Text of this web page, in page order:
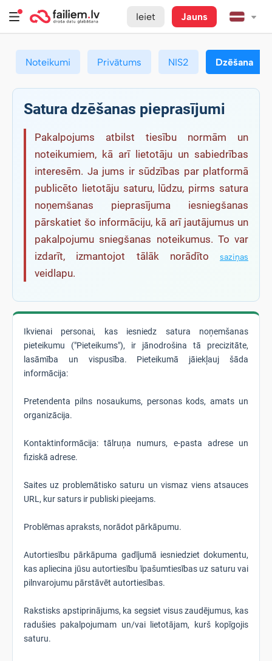
Ieiet Jauns
Noteikumi Privātums NIS2 Dzēšana
Satura dzēšanas pieprasījumi
Pakalpojums atbilst tiesību normām un
noteikumiem, kā arī lietotāju un sabiedrības
interesēm. Ja jums ir sūdzības par platformā
publicēto lietotāju saturu, lūdzu, pirms satura
noņemšanas pieprasījuma iesniegšanas
pārskatiet šo informāciju, kā arī jautājumus un
pakalpojumu sniegšanas noteikumus. To var
izdarīt, izmantojot tālāk norādīto saziņas
veidlapu.
Ikvienai personai, kas iesniedz satura noņemšanas
pieteikumu ("Pieteikums"), ir jānodrošina tā precizitāte,
lasāmība un vispusība. Pieteikumā jāiekļauj šāda
informācija:
Pretendenta pilns nosaukums, personas kods, amats un
organizācija.
Kontaktinformācija: tālruņa numurs, e-pasta adrese un
fiziskā adrese.
Saites uz problemātisko saturu un vismaz viens atsauces
URL, kur saturs ir publiski pieejams.
Problēmas apraksts, norādot pārkāpumu.
Autortiesību pārkāpuma gadījumā iesniedziet dokumentu,
kas apliecina jūsu autortiesību īpašumtiesības uz saturu vai
pilnvarojumu pārstāvēt autortiesības.
Rakstisks apstiprinājums, ka segsiet visus zaudējumus, kas
radušies pakalpojumam un/vai lietotājam, kurš kopīgojis
saturu.